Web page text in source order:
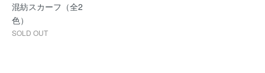
混紡スカーフ（全2
色）
SOLD OUT